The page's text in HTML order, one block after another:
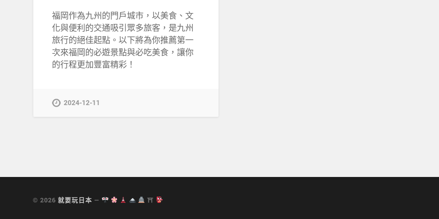
福岡作為九州的門戶城市，以美食、文
化與便利的交通吸引眾多旅客，是九州
旅行的絕佳起點。以下將為你推薦第一
次來福岡的必遊景點與必吃美食，讓你
的行程更加豐富精彩！
2024-12-11
© 2026就要玩日本 — ⛩